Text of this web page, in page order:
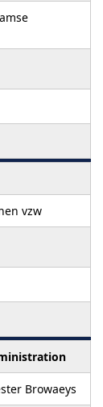
vzw
Browaeys